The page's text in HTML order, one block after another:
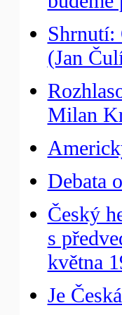
Shrnutí:
(Jan
Milan
Debata
Český
s
května
Je